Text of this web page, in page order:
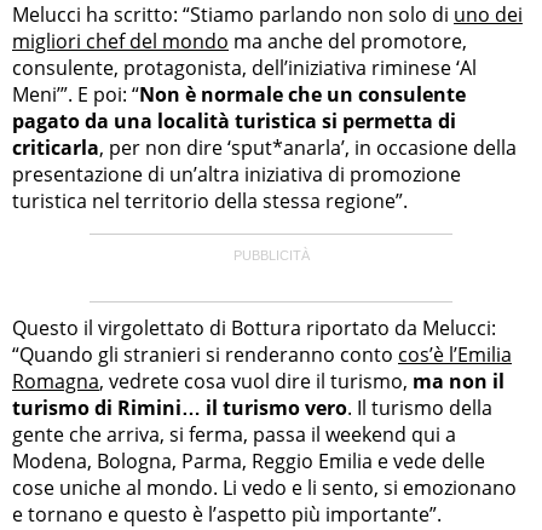
Melucci ha scritto: “Stiamo parlando non solo di uno dei
migliori chef del mondo ma anche del promotore,
consulente, protagonista, dell’iniziativa riminese ‘Al
Meni’”. E poi: “Non è normale che un consulente
pagato da una località turistica si permetta di
criticarla, per non dire ‘sput*anarla’, in occasione della
presentazione di un’altra iniziativa di promozione
turistica nel territorio della stessa regione”.
Questo il virgolettato di Bottura riportato da Melucci:
“Quando gli stranieri si renderanno conto cos’è l’Emilia
Romagna, vedrete cosa vuol dire il turismo, ma non il
turismo di Rimini… il turismo vero. Il turismo della
gente che arriva, si ferma, passa il weekend qui a
Modena, Bologna, Parma, Reggio Emilia e vede delle
cose uniche al mondo. Li vedo e li sento, si emozionano
e tornano e questo è l’aspetto più importante”.